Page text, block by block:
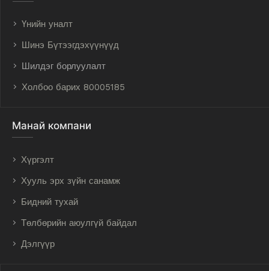
Үнийн уналт
Шинэ Бүтээгдэхүүнүүд
Шилдэг борлуулалт
Холбоо барих 80005185
Манай компани
Хүргэлт
Хууль эрх зүйн санамж
Бидний тухай
Төлбөрийн аюулгүй байдал
Дэлгүүр